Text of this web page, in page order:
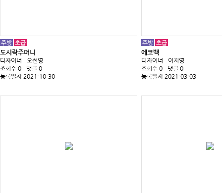
주방 초급
도시락주머니
디자이너
오선영
조회수 0
댓글 0
등록일자 2021-10-30
주방 초급
에코백
디자이너
이지영
조회수 0
댓글 0
등록일자 2021-03-03